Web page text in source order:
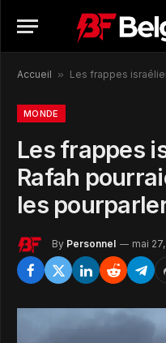
Accueil » Les frappes israéliennes à
MONDE
Les frappes
Rafah
les
By Personnel mai